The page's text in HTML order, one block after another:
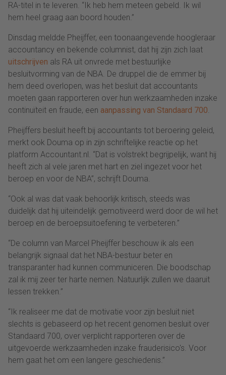
RA-titel in te leveren. “Ik heb hem meteen gebeld. Ik wil
hem heel graag aan boord houden.”
Dinsdag meldde Pheijffer, een toonaangevende hoogleraar
accountancy en bekende columnist, dat hij zijn zich laat
uitschrijven als RA uit onvrede met bestuurlijke
besluitvorming van de NBA. De druppel die de emmer bij
hem deed overlopen, was het besluit dat accountants
moeten gaan rapporteren over hun werkzaamheden inzake
continuïteit en fraude, een aanpassing van Standaard 700.
Pheijffers besluit heeft bij accountants tot beroering geleid,
merkt ook Douma op in zijn schriftelijke reactie op het
platform Accountant.nl. “Dat is volstrekt begrijpelijk, want hij
heeft zich al vele jaren met hart en ziel ingezet voor het
beroep en voor de NBA”, schrijft Douma.
“Ook al was dat vaak behoorlijk kritisch, steeds was
duidelijk dat hij uiteindelijk gemotiveerd werd door de wil het
beroep en de beroepsuitoefening te verbeteren.”
“De column van Marcel Pheijffer beschouw ik als een
belangrijk signaal dat het NBA-bestuur beter en
transparanter had kunnen communiceren. Die boodschap
zal ik mij zeer ter harte nemen. Natuurlijk zullen we daaruit
lessen trekken.”
“Ik realiseer me dat de motivatie voor zijn besluit niet
slechts is gebaseerd op het recent genomen besluit over
Standaard 700, over verplicht rapporteren over de
uitgevoerde werkzaamheden inzake frauderisico's. Voor
hem gaat het om een langere geschiedenis.”